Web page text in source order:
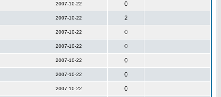
2007-10-22 0
2007-10-22 2
2007-10-22 0
2007-10-22 0
2007-10-22 0
2007-10-22 0
2007-10-22 0